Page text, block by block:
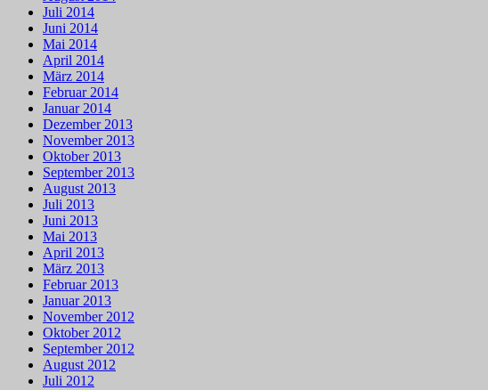
Juli 2014
Juni 2014
Mai 2014
April 2014
März 2014
Februar 2014
Januar 2014
Dezember 2013
November 2013
Oktober 2013
September 2013
August 2013
Juli 2013
Juni 2013
Mai 2013
April 2013
März 2013
Februar 2013
Januar 2013
November 2012
Oktober 2012
September 2012
August 2012
Juli 2012